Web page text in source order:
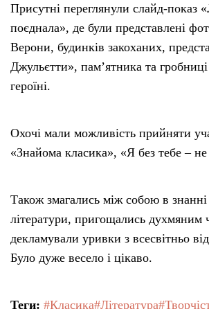
Присутні переглянули слайд-показ
поєднала», де були представлені
Верони, будинків закоханих,
Джульєтти», пам’ятника та гробниці
героїні.
Охочі мали можливість прийняти
«Знайома класика», «Я без тебе –
Також змагались між собою в
літератури, пригощались духмяним
декламували уривки з всесвітньо
Було дуже весело і цікаво.
Теги: #Класика#Література